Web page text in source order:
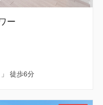
ー
徒歩6分